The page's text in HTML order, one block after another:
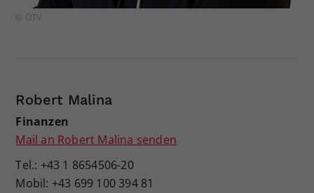
© ÖTV
Robert Malina
Finanzen
Mail an Robert Malina senden
Tel.: +43 1 8654506-20
Mobil: +43 699 100 394 81